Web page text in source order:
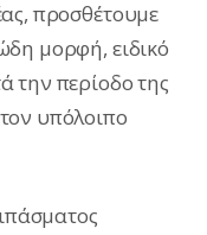
προσθέτουμε
μορφή, ειδικό
την περίοδο της
υπόλοιπο